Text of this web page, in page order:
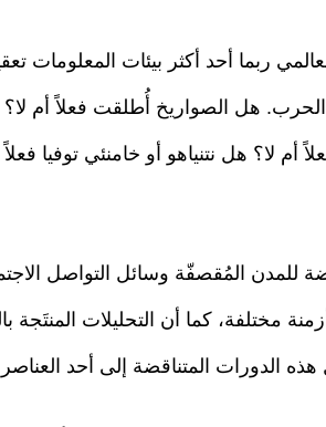
ربما أحد أكثر بيئات المعلومات
هل الصواريخ أُطلقت فعلاً أم
أم لا؟ هل نتنياهو أو خامنئي توفيا فعلاً
للمدن المُقصفّة وسائل التواصل
مختلفة، كما أن التحليلات المنتَجة
هذه الدورات المتناقضة إلى أحد